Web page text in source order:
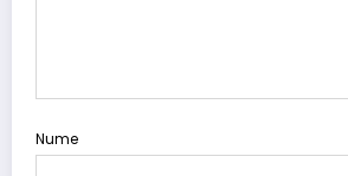
Nume